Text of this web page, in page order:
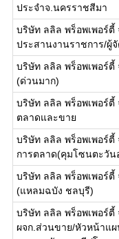
ประจำจ.นครราชสีมา
บริษัท ลลิล พร็อพเพอร์ตี้
ประสานงานราชการ/ผู้
บริษัท ลลิล พร็อพเพอร์ตี้
(ด่วนมาก)
บริษัท ลลิล พร็อพเพอร์ตี้
ตลาดและขาย
บริษัท ลลิล พร็อพเพอร์ตี้
การตลาด(คุมโซนตะวัน
บริษัท ลลิล พร็อพเพอร์ตี้
(แหลมฉบัง ชลบุรี)
บริษัท ลลิล พร็อพเพอร์ตี้
ผจก.ส่วนขาย/หัวหน้าแผ